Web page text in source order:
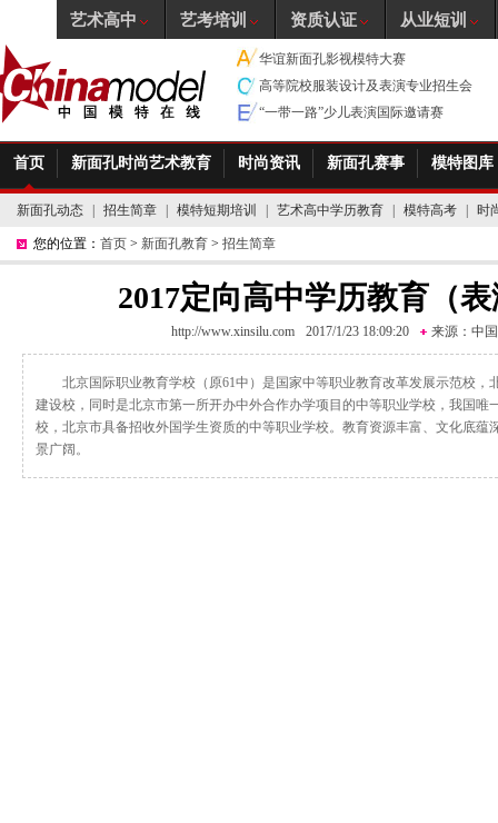
华谊新面孔影视模特大赛
高等院校服装设计及表演专业招生会
“一带一路”少儿表演国际邀请赛
首页 新面孔时尚艺术教育 时尚资讯 新面孔赛事 模特图库
新面孔动态 招生简章 模特短期培训 艺术高中学历教育 模特高考 时
您的位置： 首页 > 新面孔教育 > 招生简章
2017定向高中学历教育（
http://www.xinsilu.com 2017/1/23 18:09:20 来源： 中
北京国际职业教育学校（原61中）是国家中等职业教育改革发展示范校，
建设校，同时是北京市第一所开办中外合作办学项目的中等职业学校，我国唯
校，北京市具备招收外国学生资质的中等职业学校。教育资源丰富、文化底蕴
景广阔。
艺术高中 艺考培训 资质认证 从业短训